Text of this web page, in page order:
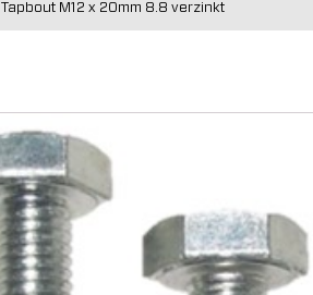
Tapbout M12 x 20mm 8.8 verzinkt